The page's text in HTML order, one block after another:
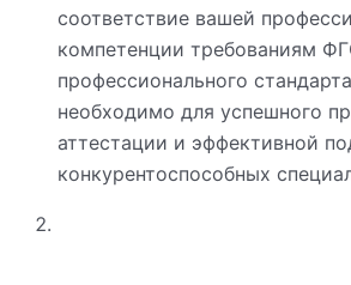
соответствие вашей
компетенции требованиям
профессионального
необходимо для успешного
аттестации и эффективной
конкурентоспособных